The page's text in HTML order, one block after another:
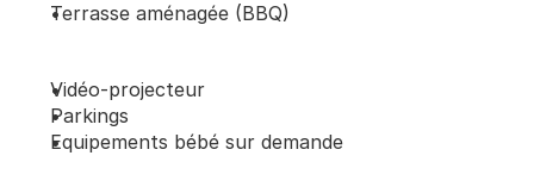
Terrasse aménagée (BBQ)
Vidéo-projecteur
Parkings
Equipements bébé sur demande